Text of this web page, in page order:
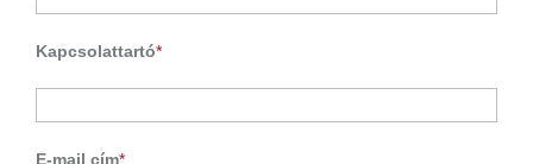
Kapcsolattartó*
E-mail cím*